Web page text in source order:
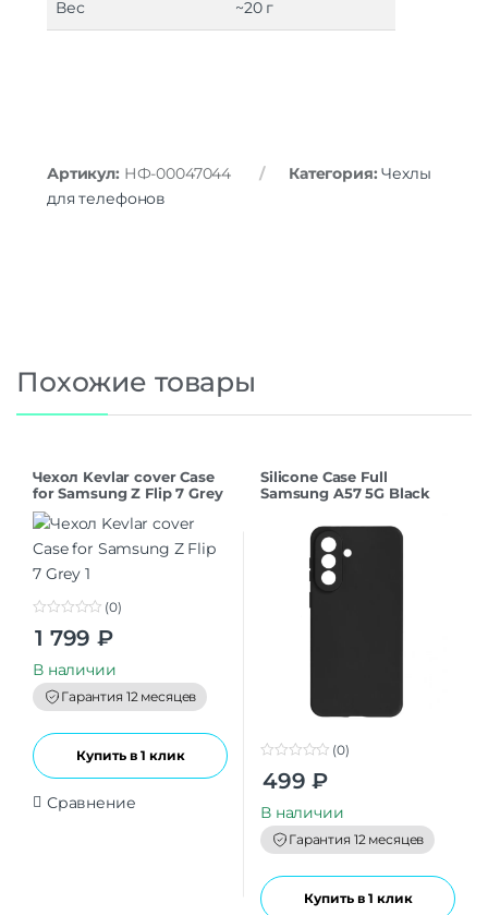
Вес ~20 г
Артикул: НФ-00047044 Категория:Чехлы
для телефонов
Похожие товары
Чехол Kevlar cover Case
for Samsung Z Flip 7 Grey
t
o
f
5
(0)
1 799 ₽
В наличии
Гарантия 12 месяцев
Купить в 1 клик
Сравнение
Silicone Case Full
Samsung A57 5G Black
o
t
o
f
5
(0)
499 ₽
В наличии
Гарантия 12 месяцев
Купить в 1 клик